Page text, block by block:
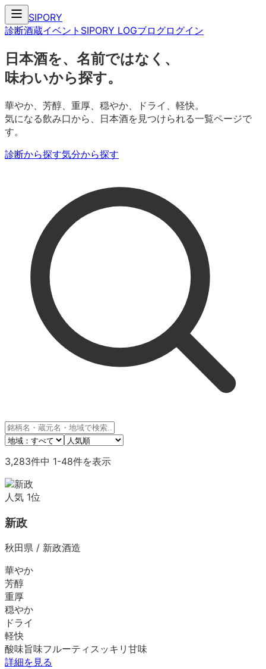
SIPORY
診断酒蔵イベント SIPORY LOGブログログイン
日本酒を、名前ではなく、
味わいから探す。
華やか、芳醇、重厚、穏やか、ドライ、軽快。
気になる飲み口から、日本酒を見つけられる一覧ページで
す。
診断から探す気分から探す
3,283件中 1-48件を表示
人気 1位
新政
秋田県 / 新政酒造
華やか
芳醇
重厚
穏やか
ドライ
軽快
酸味旨味フルーティ スッキリ 甘味
詳細を見る